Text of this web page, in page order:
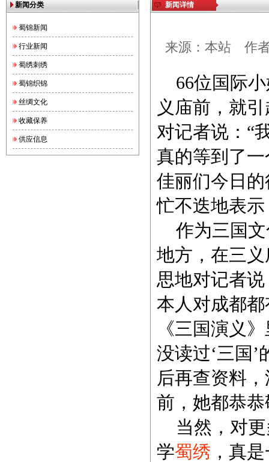
新闻分类
蜀锦新闻
行业新闻
蜀绣刺绣
蜀锦织锦
丝绸文化
收藏保养
供应信息
新闻详情
来源：本站 作
66位国际小
义庙前，就
对记者说：“
真的等到了
佳丽们今日
忙不迭地表
作为三国文
地方，在三
思地对记者
本人对成都
《三国演义
没读过‘三国
后再查资料
前，她都恭
当然，对更
学蜀绣 ，真